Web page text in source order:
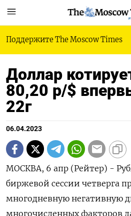
Поддержите The Moscow Times
Доллар
80,20 р/$
22г
06.04.2023
МОСКВА, 6 апр (Рейтер) -
биржевой сессии четверга
многодневную негативную
многочисленных факторов